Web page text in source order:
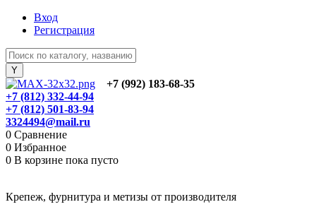
Вход
Регистрация
+7 (992) 183-68-35
+7 (812) 332-44-94
+7 (812) 501-83-94
3324494@mail.ru
0 Сравнение
0 Избранное
0 В корзине пока пусто
Крепеж, фурнитура и метизы от производителя